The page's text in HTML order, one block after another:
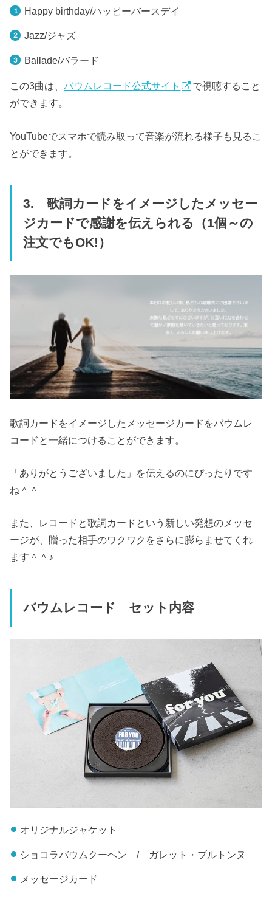
Happy birthday/ハッピーバースデイ
Jazz/ジャズ
Ballade/バラード
この3曲は、バウムレコード公式サイト
で視聴すること
ができます。
YouTubeでスマホで読み取って音楽が流れる様子も見るこ
とができます。
3. 歌詞カードをイメージしたメッセー
ジカードで感謝を伝えられる（1個～の
注文でもOK!）
歌詞カードをイメージしたメッセージカードをバウムレ
コードと一緒につけることができます。
「ありがとうございました」を伝えるのにぴったりです
ね＾＾
また、レコードと歌詞カードという新しい発想のメッセ
ージが、贈った相手のワクワクをさらに膨らませてくれ
ます＾＾♪
バウムレコード セット内容
オリジナルジャケット
ショコラバウムクーヘン / ガレット・ブルトンヌ
メッセージカード